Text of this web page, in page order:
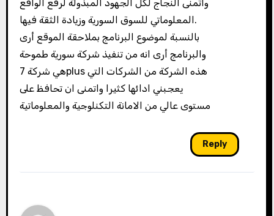
واتمنى النجاج لكل الجهود المبذولة لرفع الواقع
المعلوماتي للسوق السورية وزيادة الثقة فيها.
بالنسبة لموضوع البرنامج بملاحقة الموقع أرى
والبرنامج أرى انه من تنفيذ شركة سورية طموحة
هي شركة 7plus هذه الشركة من الشركات التي
يعجبني ادائها كثيرا واتمنى ان تحافظ على
مستوى عالي من الامانة التكنلوجية والمعلوماتية
Reply